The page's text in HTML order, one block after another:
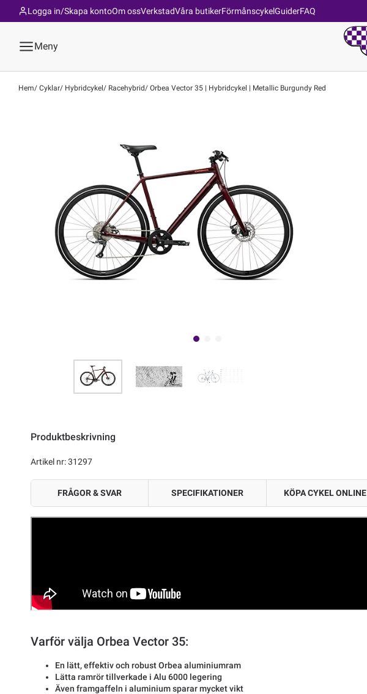
Om ossVerkstadVåra butikerFörmånscykelGuiderFAQ
Logga in/Skapa konto
Meny
Hem Cyklar Hybridcykel Racehybrid Orbea Vector 35 | Hybridcykel | Metallic Burgundy Red
Produktbeskrivning
Artikel nr: 31297
FRÅGOR & SVAR SPECIFIKATIONER KÖPA CYKEL ONLINE
Varför välja Orbea Vector 35:
En lätt, effektiv och robust Orbea aluminiumram
Lätta ramrör tillverkade i Alu 6000 legering
Även framgaffeln i aluminium sparar mycket vikt